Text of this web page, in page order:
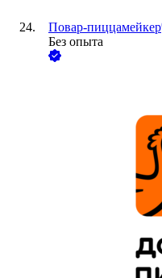
Повар-пиццамейкер
Без опыта